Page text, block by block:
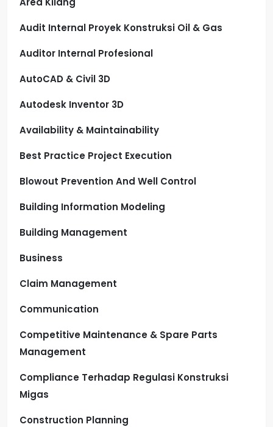
Audit Internal Proyek Konstruksi Oil & Gas
Auditor Internal Profesional
AutoCAD & Civil 3D
Autodesk Inventor 3D
Availability & Maintainability
Best Practice Project Execution
Blowout Prevention And Well Control
Building Information Modeling
Building Management
Business
Claim Management
Communication
Competitive Maintenance & Spare Parts
Management
Compliance Terhadap Regulasi Konstruksi
Migas
Construction Planning